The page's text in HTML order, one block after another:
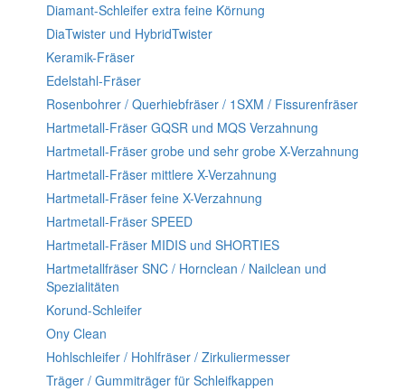
Diamant-Schleifer extra feine Körnung
DiaTwister und HybridTwister
Keramik-Fräser
Edelstahl-Fräser
Rosenbohrer / Querhiebfräser / 1SXM / Fissurenfräser
Hartmetall-Fräser GQSR und MQS Verzahnung
Hartmetall-Fräser grobe und sehr grobe X-Verzahnung
Hartmetall-Fräser mittlere X-Verzahnung
Hartmetall-Fräser feine X-Verzahnung
Hartmetall-Fräser SPEED
Hartmetall-Fräser MIDIS und SHORTIES
Hartmetallfräser SNC / Hornclean / Nailclean und
Spezialitäten
Korund-Schleifer
Ony Clean
Hohlschleifer / Hohlfräser / Zirkuliermesser
Träger / Gummiträger für Schleifkappen